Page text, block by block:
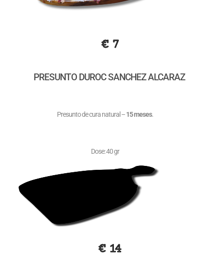
€ 7
PRESUNTO DUROC SANCHEZ ALCARAZ
Presunto de cura natural –15 meses.
Dose: 40 gr
€ 14